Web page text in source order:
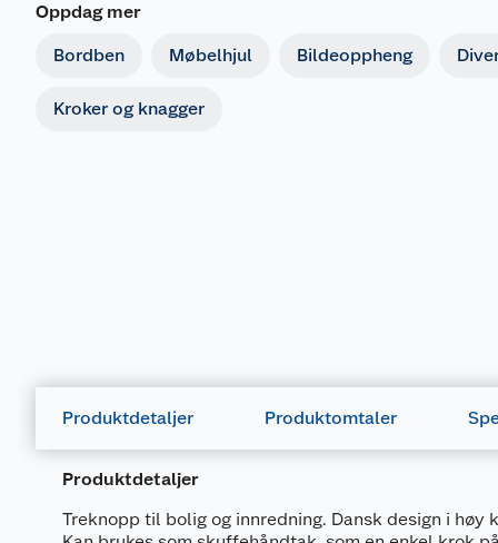
Oppdag mer
Bordben Møbelhjul Bildeoppheng
Kroker og knagger
Produktdetaljer Produktomtaler
Produktdetaljer
Treknopp til bolig og innredning. Dansk design i høy